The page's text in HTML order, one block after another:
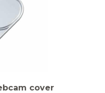
cover